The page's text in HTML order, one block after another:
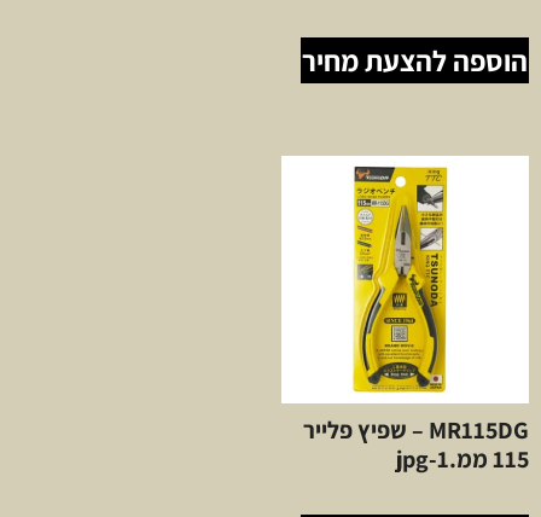
הוספה להצעת מחיר
MR115DG – שפיץ פלייר
115 ממ.jpg-1